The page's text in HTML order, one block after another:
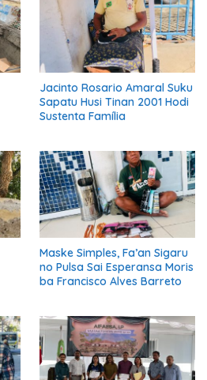
Jacinto Rosario Amaral Suku
Sapatu Husi Tinan 2001 Hodi
Sustenta Família
Maske Simples, Fa’an Sigaru
no Pulsa Sai Esperansa Moris
ba Francisco Alves Barreto